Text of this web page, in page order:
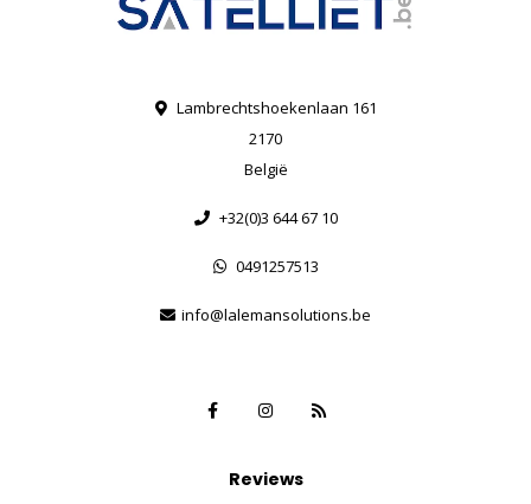
Lambrechtshoekenlaan 161
2170
België
+32(0)3 644 67 10
0491257513
info@lalemansolutions.be
Reviews